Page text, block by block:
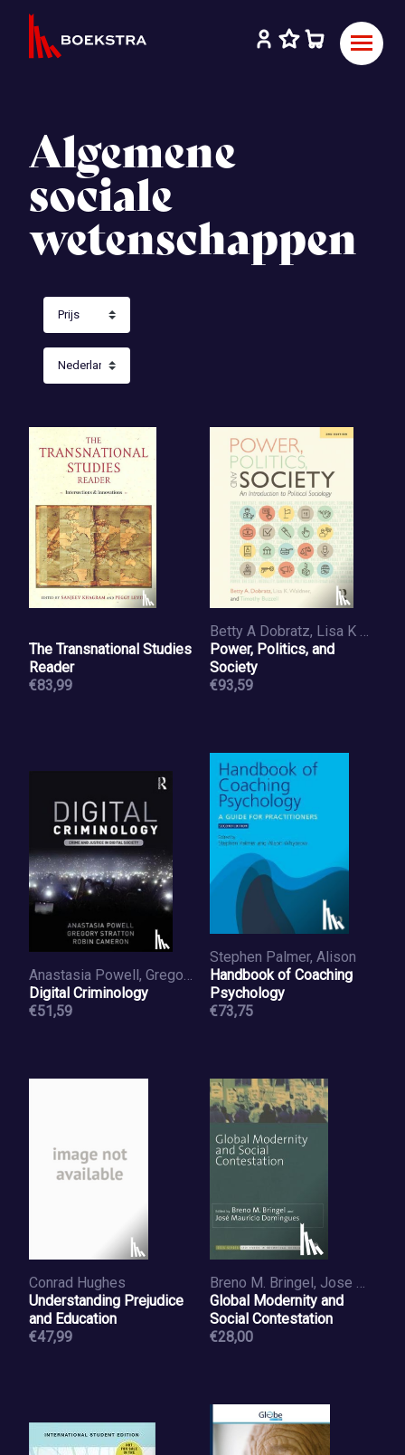
Algemene
sociale
wetenschappen
The Transnational Studies
Reader
€83,99
Betty A Dobratz, Lisa K Waldner, Timothy Buzzell
Power, Politics, and
Society
€93,59
Anastasia Powell, Gregory Stratton, Robin Cameron
Digital Criminology
€51,59
Stephen Palmer, Alison
Handbook of Coaching
Psychology
€73,75
Conrad Hughes
Understanding Prejudice
and Education
€47,99
Breno M. Bringel, Jose Mauricio Domingues
Global Modernity and
Social Contestation
€28,00